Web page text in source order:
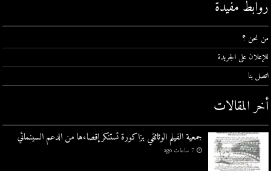
روابط مفيدة
من نحن ؟
للإعلان على الجريدة
اتصل بنا
أخر المقالات
جمعية الفيلم الوثائقي بزاكورة تستنكر إقصاءها من الدعم السينمائي
7 ساعات ago